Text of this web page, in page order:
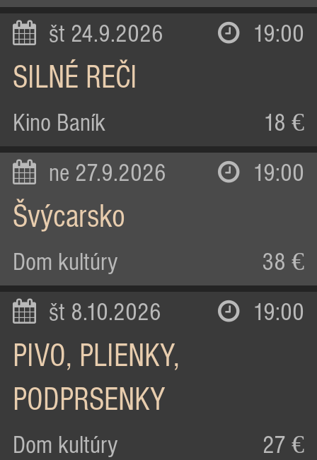
št 24.9.2026 19:00
SILNÉ REČI
Kino Baník 18 €
ne 27.9.2026 19:00
Švýcarsko
Dom kultúry 38 €
št 8.10.2026 19:00
PIVO, PLIENKY,
PODPRSENKY
Dom kultúry 27 €